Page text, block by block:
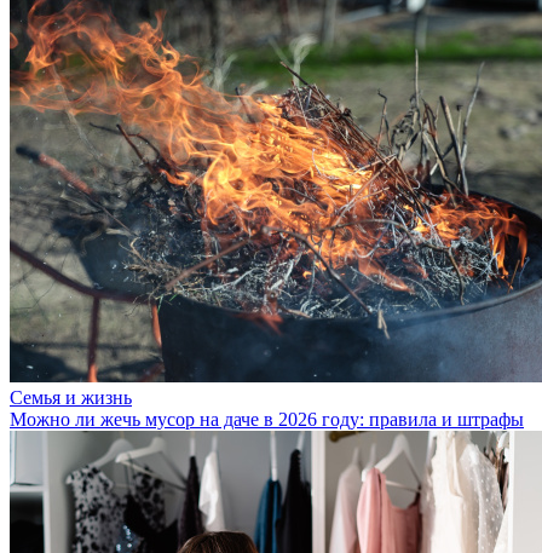
Семья и жизнь
Можно ли жечь мусор на даче в 2026 году: правила и штрафы